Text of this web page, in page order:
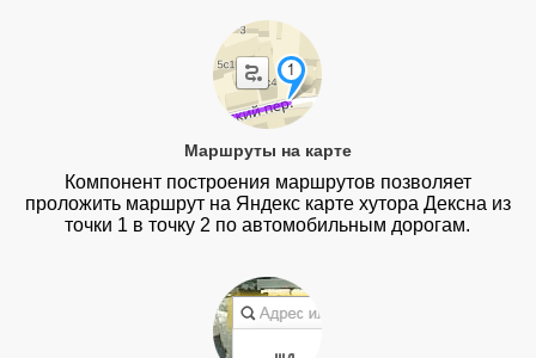
Маршруты на карте
Компонент построения маршрутов позволяет
проложить маршрут на Яндекс карте хутора Дексна из
точки 1 в точку 2 по автомобильным дорогам.